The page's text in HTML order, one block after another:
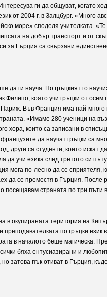
ги да общуват, когато
от 2004 г. в Залцбург. «Много
море» споделя учителката.
на добър транспорт и от
за Гърция са свързани
да ги науча. Но гръцкият го
Филипо, която учи гръцки от
Във Франция има най-много
«Имаме 280 ученици на
хора, които са записани в
да научат гръцки са
други са студенти, които искат
да учи езика след третото си
мога по-лесно да се сприятеля,
да се преместя в Гърция. После
посещавам страната по три пъти
в окупираната територия на
преподавателката по гръцки
в началото беше магическа.
бяха ентусиазирани и
затова пък отиват в Гърция,